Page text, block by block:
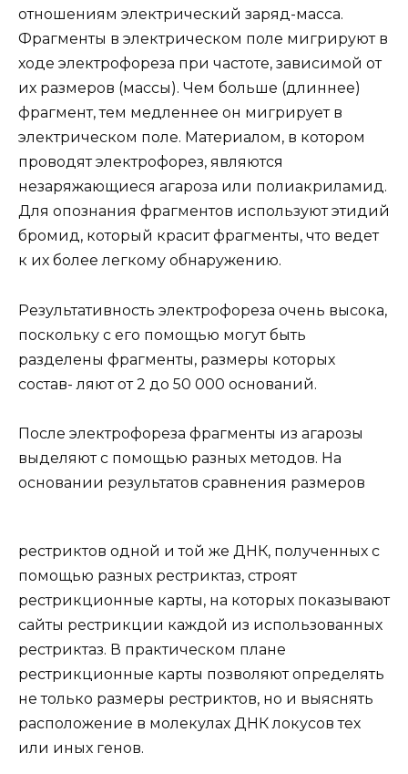
отношениям электрический заряд-масса.
Фрагменты в электрическом поле мигрируют в
ходе электрофореза при частоте, зависимой от
их размеров (массы). Чем больше (длиннее)
фрагмент, тем медленнее он мигрирует в
электрическом поле. Материалом, в котором
проводят электрофорез, являются
незаряжающиеся агароза или полиакриламид.
Для опознания фрагментов используют этидий
бромид, который красит фрагменты, что ведет
к их более легкому обнаружению.
Результативность электрофореза очень высока,
поскольку с его помощью могут быть
разделены фрагменты, размеры которых
состав- ляют от 2 до 50 000 оснований.
После электрофореза фрагменты из агарозы
выделяют с помощью разных методов. На
основании результатов сравнения размеров
рестриктов одной и той же ДНК, полученных с
помощью разных рестриктаз, строят
рестрикционные карты, на которых показывают
сайты рестрикции каждой из использованных
рестриктаз. В практическом плане
рестрикционные карты позволяют определять
не только размеры рестриктов, но и выяснять
расположение в молекулах ДНК локусов тех
или иных генов.